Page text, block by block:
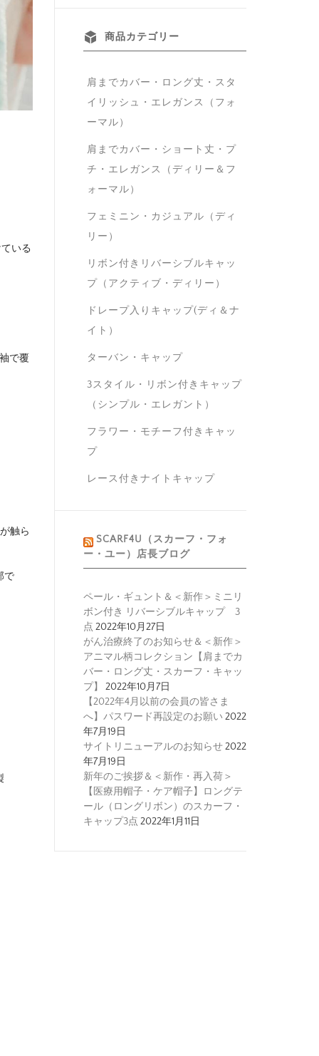
いる
で覆
触ら
で
商品カテゴリー
肩までカバー・ロング丈・スタ
イリッシュ・エレガンス（フォ
ーマル）
肩までカバー・ショート丈・プ
チ・エレガンス（ディリー＆フ
ォーマル）
フェミニン・カジュアル（ディ
リー）
リボン付きリバーシブルキャッ
プ（アクティブ・ディリー）
ドレープ入りキャップ(ディ＆ナ
イト）
ターバン・キャップ
3スタイル・リボン付きキャップ
（シンプル・エレガント）
フラワー・モチーフ付きキャッ
プ
レース付きナイトキャップ
SCARF4U（スカーフ・フォ
ー・ユー）店長ブログ
ペール・ギュント＆＜新作＞ミニリ
ボン付き リバーシブルキャップ 3
点 2022年10月27日
がん治療終了のお知らせ＆＜新作＞
アニマル柄コレクション【肩までカ
バー・ロング丈・スカーフ・キャッ
プ】
2022年10月7日
【2022年4月以前の会員の皆さま
へ】パスワード再設定のお願い 2022
年7月19日
サイトリニューアルのお知らせ2022
年7月19日
新年のご挨拶＆＜新作・再入荷＞
【医療用帽子・ケア帽子】ロングテ
ール（ロングリボン）のスカーフ・
キャップ3点 2022年1月11日